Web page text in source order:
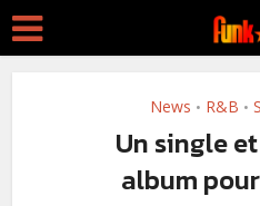
News • R&B •
Un single
album